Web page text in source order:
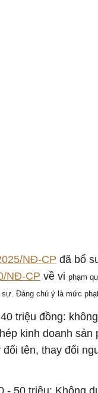
NĐ-CP đã bổ
NĐ-CP về vi phạm
sự. Đáng chú ý là mức
triệu đồng:
kinh doanh sản
tên, thay đổi
- 50 triệu: Không